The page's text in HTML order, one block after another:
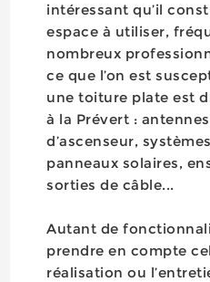
intéressant qu’il
espace à utiliser,
nombreux
ce que l’on est
une toiture plate est
à la Prévert :
d’ascenseur,
panneaux solaires,
sorties de câble...
Autant de
prendre en compte
réalisation ou